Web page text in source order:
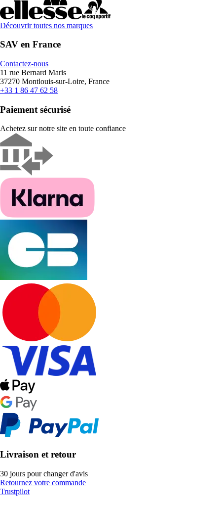
Découvrir toutes nos marques
SAV en France
Contactez-nous
11 rue Bernard Maris
37270 Montlouis-sur-Loire, France
+33 1 86 47 62 58
Paiement sécurisé
Achetez sur notre site en toute confiance
Livraison et retour
30 jours pour changer d'avis
Retournez votre commande
Trustpilot